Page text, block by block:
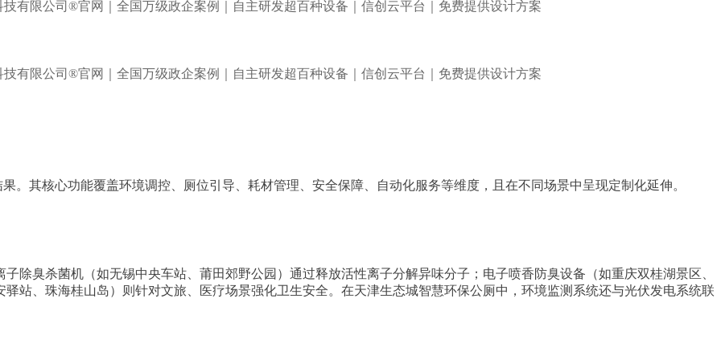
。其核心功能覆盖环境调控、厕位引导、耗材管理、安全保障、自动化服务等维度，且在不同场景中呈现定制化延伸。
除臭杀菌机（如无锡中央车站、莆田郊野公园）通过释放活性离子分解异味分子；电子喷香防臭设备（如重庆双桂湖景区、
站、珠海桂山岛）则针对文旅、医疗场景强化卫生安全。在天津生态城智慧环保公厕中，环境监测系统还与光伏发电系统联